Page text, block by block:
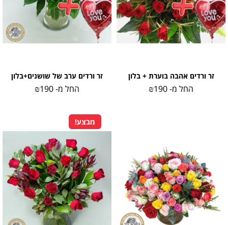
זר ורדים אהבה בוערת + בלון
החל מ- ₪190
זר ורדים ערב של שושנים+בלון
החל מ- ₪190
מבצע!